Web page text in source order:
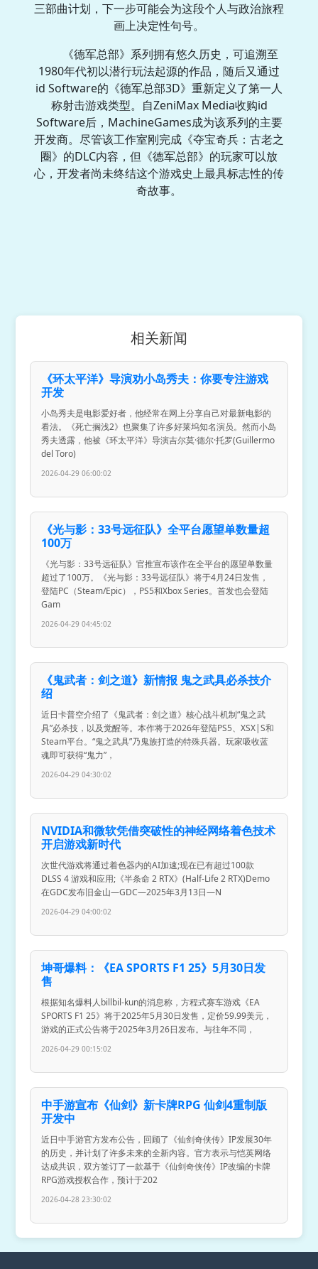
三部曲计划，下一步可能会为这段个人与政治旅程
画上决定性句号。
《德军总部》系列拥有悠久历史，可追溯至
1980年代初以潜行玩法起源的作品，随后又通过
id Software的《德军总部3D》重新定义了第一人
称射击游戏类型。自ZeniMax Media收购id
Software后，MachineGames成为该系列的主要
开发商。尽管该工作室刚完成《夺宝奇兵：古老之
圈》的DLC内容，但《德军总部》的玩家可以放
心，开发者尚未终结这个游戏史上最具标志性的传
奇故事。
相关新闻
《环太平洋》导演劝小岛秀夫：你要专注游戏
开发
小岛秀夫是电影爱好者，他经常在网上分享自己对最新电影的
看法。《死亡搁浅2》也聚集了许多好莱坞知名演员。然而小岛
秀夫透露，他被《环太平洋》导演吉尔莫·德尔·托罗(Guillermo
del Toro)
2026-04-29 06:00:02
《光与影：33号远征队》全平台愿望单数量超
100万
《光与影：33号远征队》官推宣布该作在全平台的愿望单数量
超过了100万。《光与影：33号远征队》将于4月24日发售，
登陆PC（Steam/Epic），PS5和Xbox Series。首发也会登陆
Gam
2026-04-29 04:45:02
《鬼武者：剑之道》新情报 鬼之武具必杀技介
绍
近日卡普空介绍了《鬼武者：剑之道》核心战斗机制“鬼之武
具”必杀技，以及觉醒等。本作将于2026年登陆PS5、XSX|S和
Steam平台。“鬼之武具”乃鬼族打造的特殊兵器。玩家吸收蓝
魂即可获得“鬼力”，
2026-04-29 04:30:02
NVIDIA和微软凭借突破性的神经网络着色技术
开启游戏新时代
次世代游戏将通过着色器内的AI加速;现在已有超过100款
DLSS 4 游戏和应用;《半条命 2 RTX》(Half-Life 2 RTX)Demo
在GDC发布旧金山—GDC—2025年3月13日—N
2026-04-29 04:00:02
坤哥爆料：《EA SPORTS F1 25》5月30日发
售
根据知名爆料人billbil-kun的消息称，方程式赛车游戏《EA
SPORTS F1 25》将于2025年5月30日发售，定价59.99美元，
游戏的正式公告将于2025年3月26日发布。与往年不同，
2026-04-29 00:15:02
中手游宣布《仙剑》新卡牌RPG 仙剑4重制版
开发中
近日中手游官方发布公告，回顾了《仙剑奇侠传》IP发展30年
的历史，并计划了许多未来的全新内容。官方表示与恺英网络
达成共识，双方签订了一款基于《仙剑奇侠传》IP改编的卡牌
RPG游戏授权合作，预计于202
2026-04-28 23:30:02